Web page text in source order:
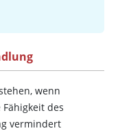
wenn
des
vermindert